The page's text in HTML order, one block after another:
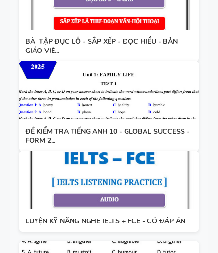
BÀI TẬP ĐỤC LỖ - SẮP XẾP - ĐỌC HIỂU - BẢN
GIÁO VIÊ...
ĐỀ KIỂM TRA TIẾNG ANH 10 - GLOBAL SUCCESS -
FORM 2...
LUYỆN KỸ NĂNG NGHE IELTS + FCE - CÓ ĐÁP ÁN